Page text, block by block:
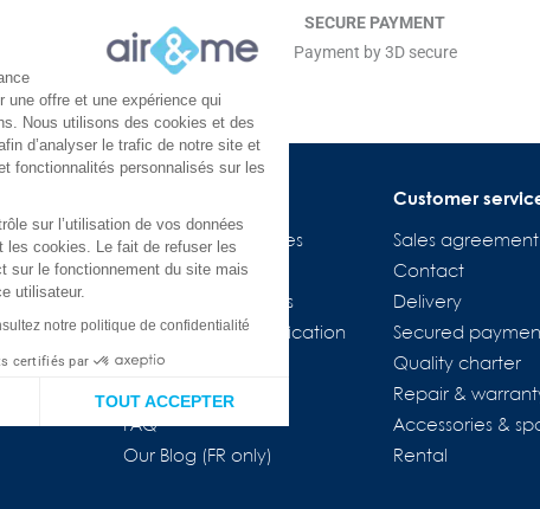
or in relay
SECURE PAYMENT
Payment by 3D secure
Our indoor air guides
Glossary
Connected devices
COVID-19 & Air Purification
Prices drop
Best sales
FAQ
Our Blog (FR only)
Customer
Sales agreement
Contact
Delivery
Secured
Quality charter
Repair &
Accessories &
Rental
une offre et une expérience qui
Nous utilisons des cookies et des
d’analyser le trafic de notre site et
fonctionnalités personnalisés sur les
sur l’utilisation de vos données
les cookies. Le fait de refuser les
sur le fonctionnement du site mais
utilisateur.
notre politique de confidentialité
certifiés par
TOUT ACCEPTER
: Personnalisez vos Options
d'adapter et de gérer vos paramètres de confidentialité, en